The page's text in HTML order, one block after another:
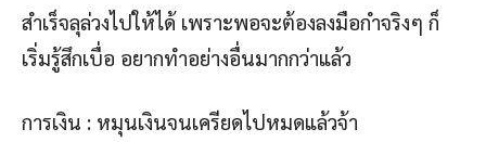
สำเร็จลุล่วงไปให้ได้ เพราะพอจะต้องลงมือกำจริงๆ ก็
เริ่มรู้สึกเบื่อ อยากทำอย่างอื่นมากกว่าแล้ว
การเงิน : หมุนเงินจนเครียดไปหมดแล้วจ้า